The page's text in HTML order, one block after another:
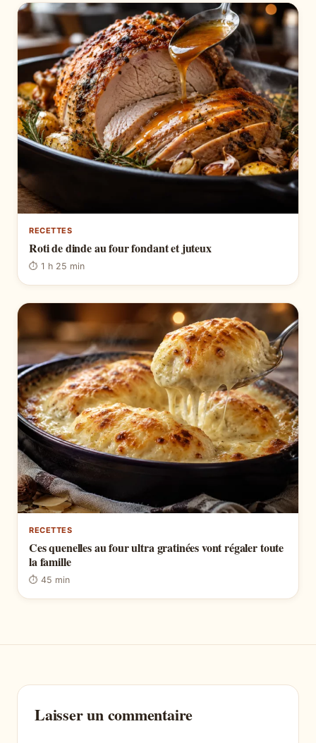
RECETTES
Roti de dinde au four fondant et juteux
⏱ 1 h 25 min
RECETTES
Ces quenelles au four ultra gratinées vont régaler toute
la famille
⏱ 45 min
Laisser un commentaire